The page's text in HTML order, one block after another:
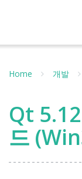
Home 개발
Qt
드